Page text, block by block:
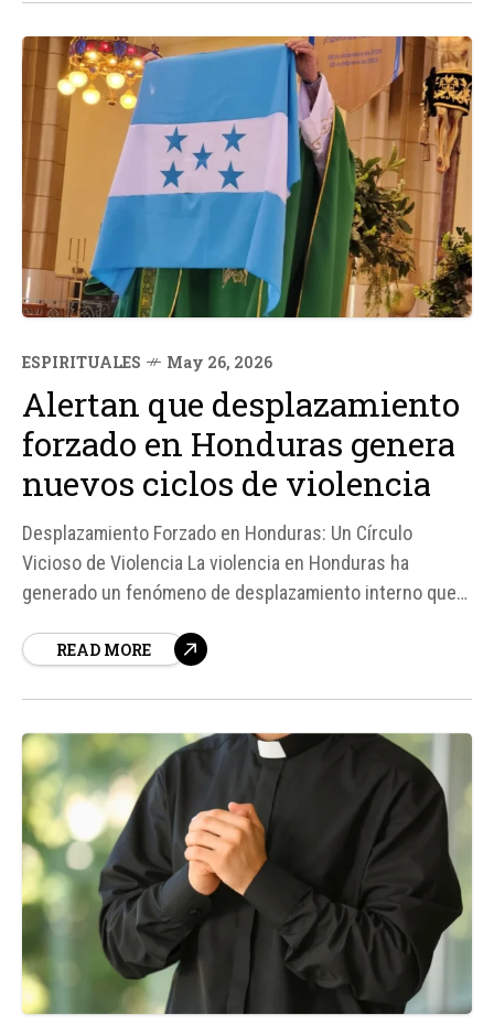
ESPIRITUALES May 26, 2026
Alertan que desplazamiento
forzado en Honduras genera
nuevos ciclos de violencia
Desplazamiento Forzado en Honduras: Un Círculo
Vicioso de Violencia La violencia en Honduras ha
generado un fenómeno de desplazamiento interno que
violencia que se reproduce en las víctimas. Según Juan
desplazamiento forzado...
READ MORE